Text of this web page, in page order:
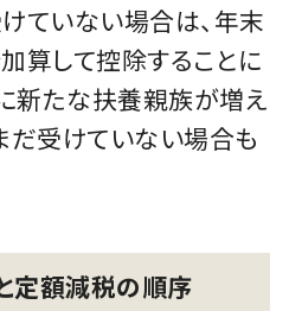
ていない場合は、年末
算して控除することに
新たな扶養親族が増え
だ受けていない場合も
定額減税の順序